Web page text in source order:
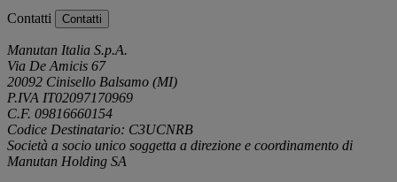
Contatti Contatti
Manutan Italia S.p.A.
Via De Amicis 67
20092 Cinisello Balsamo (MI)
P.IVA IT02097170969
C.F. 09816660154
Codice Destinatario: C3UCNRB
Società a socio unico soggetta a direzione e coordinamento di
Manutan Holding SA